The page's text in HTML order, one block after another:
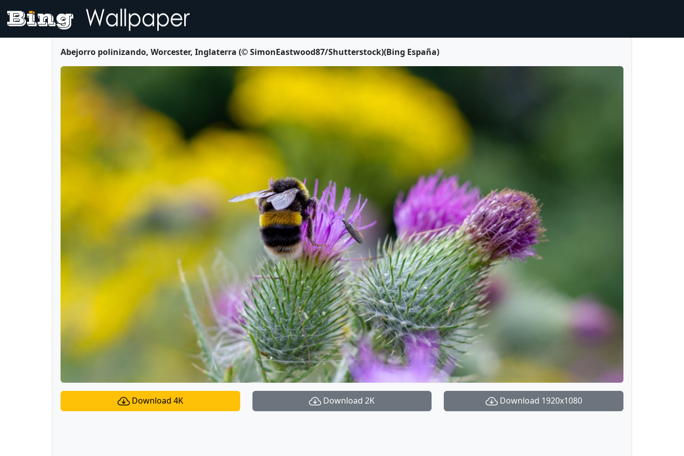
Abejorro polinizando, Worcester, Inglaterra (© SimonEastwood87/Shutterstock)(Bing España)
Download 4K Download 2K Download 1920x1080